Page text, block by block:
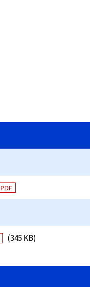
PDF
(345 KB)